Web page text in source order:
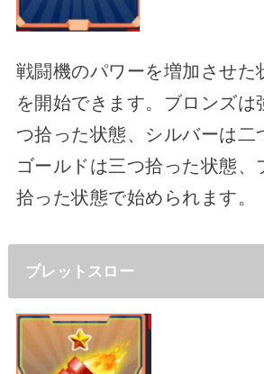
戦闘機のパワーを増加させた
を開始できます。ブロンズは
つ拾った状態、シルバーは二
ゴールドは三つ拾った状態、
拾った状態で始められます。
ブレットスロー